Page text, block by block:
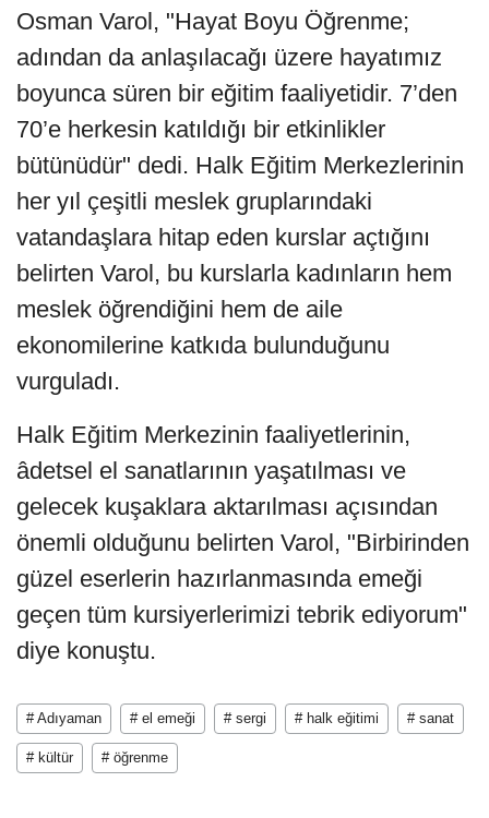
Osman Varol, "Hayat Boyu Öğrenme;
adından da anlaşılacağı üzere hayatımız
boyunca süren bir eğitim faaliyetidir. 7’den
70’e herkesin katıldığı bir etkinlikler
bütünüdür" dedi. Halk Eğitim Merkezlerinin
her yıl çeşitli meslek gruplarındaki
vatandaşlara hitap eden kurslar açtığını
belirten Varol, bu kurslarla kadınların hem
meslek öğrendiğini hem de aile
ekonomilerine katkıda bulunduğunu
vurguladı.
Halk Eğitim Merkezinin faaliyetlerinin,
âdetsel el sanatlarının yaşatılması ve
gelecek kuşaklara aktarılması açısından
önemli olduğunu belirten Varol, "Birbirinden
güzel eserlerin hazırlanmasında emeği
geçen tüm kursiyerlerimizi tebrik ediyorum"
diye konuştu.
# Adıyaman # el emeği # sergi # halk eğitimi # sanat
# kültür # öğrenme